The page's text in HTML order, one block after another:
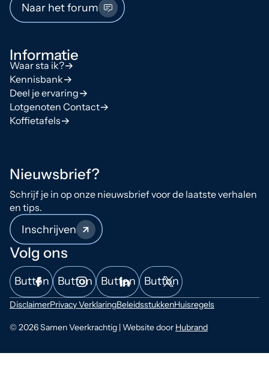
Naar het forum
Informatie
Waar sta ik?
Kennisbank
Deel je ervaring
Lotgenoten Contact
Koffietafels
Nieuwsbrief?
Schrijf je in op onze nieuwsbrief voor de laatste verhalen
en tips.
Inschrijven
Volg ons
Button Button Button Button
© 2026 Samen Veerkrachtig | Website door Hubrand
DisclaimerPrivacy VerklaringBeleidsstukkenHuisregels